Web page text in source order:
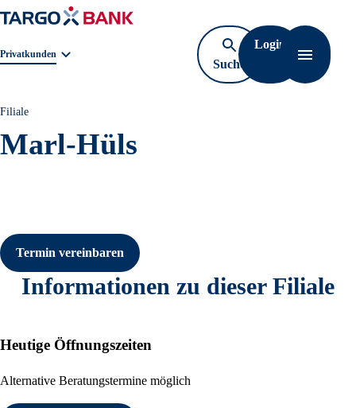
Geschäftsbereichnavigation. Aktuelle Auswahl:
Privatkunden
Suche
öffnen
Login
Filiale
Marl-Hüls
Termin vereinbaren
Informationen zu dieser Filiale
Heutige Öffnungszeiten
Alternative Beratungstermine möglich